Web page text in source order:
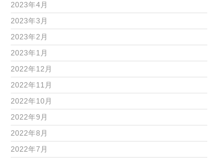
2023年4月
2023年3月
2023年2月
2023年1月
2022年12月
2022年11月
2022年10月
2022年9月
2022年8月
2022年7月